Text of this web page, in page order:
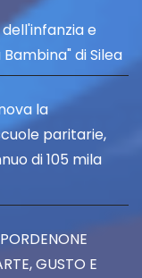
e
di Silea
la
paritarie,
di 105 mila
GUSTO E